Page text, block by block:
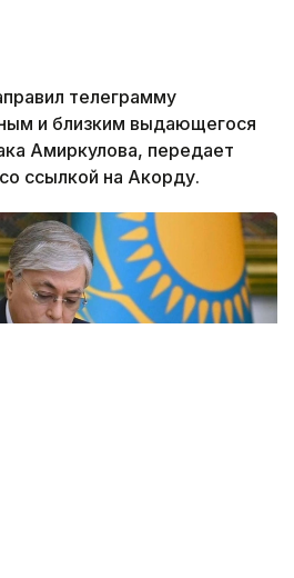
телеграмму
и близким выдающегося
Амиркулова, передает
ссылкой на Акорду.